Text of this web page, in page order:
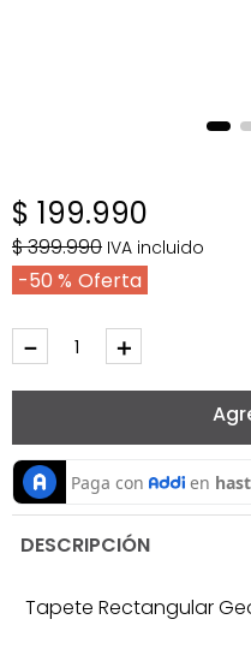
$ 199.990
$399.990 IVA incluido
50 %
＋
－
DESCRIPCIÓN
Tapete Rectangular